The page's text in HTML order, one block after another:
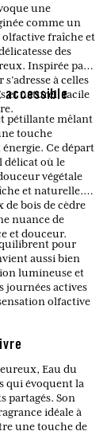
une
comme un
fraîche et
des
Inspirée par
à celles
et naturel, facile
accessible
pétillante mêlant
touche
Ce départ
délicat où le
végétale
et naturelle.
bois de cèdre
nuance de
et douceur.
pour
aussi bien
lumineuse et
journées actives
olfactive
Eau du
qui évoquent la
partagés. Son
idéale à
une touche de